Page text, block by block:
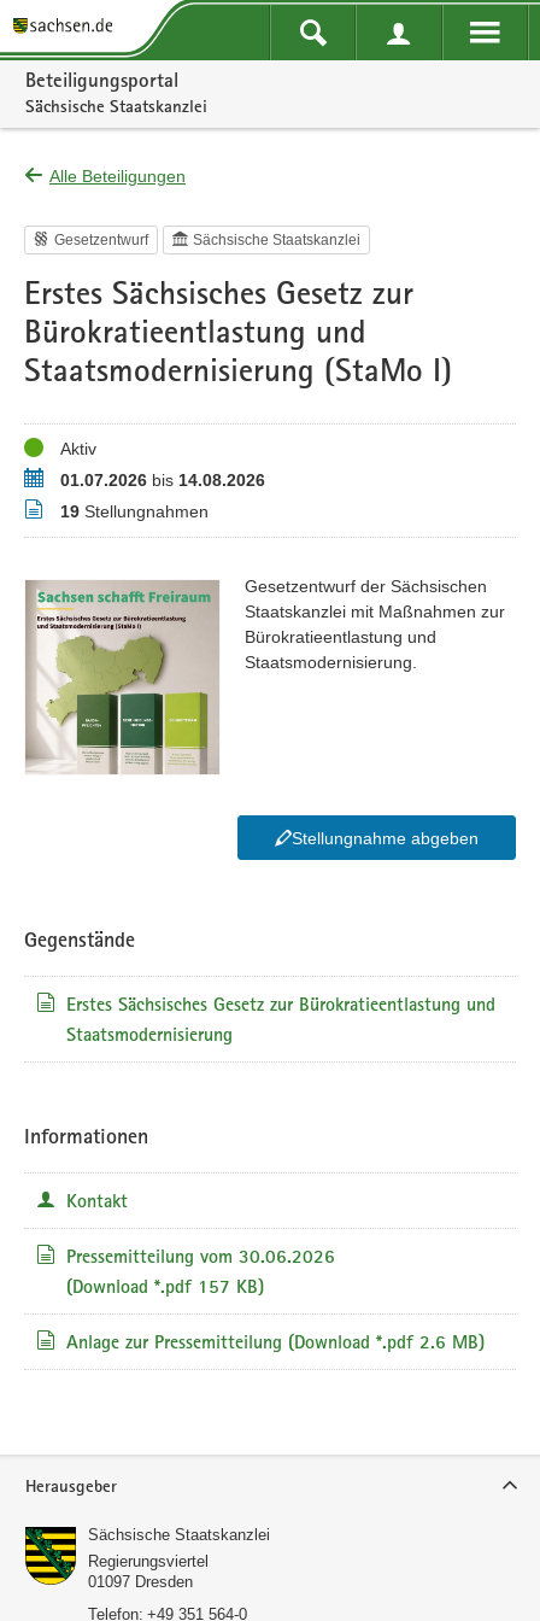
Portalnavigation
Beteiligungsportal
Sächsische Staatskanzlei
Alle Beteiligungen
Gesetzentwurf Sächsische Staatskanzlei
Erstes Sächsisches Gesetz zur
Bürokratieentlastung und
Staatsmodernisierung (StaMo I)
StatusAktiv
Zeitraum01.07.2026 bis 14.08.2026
Stellungnahmen
19 Stellungnahmen
Gesetzentwurf der Sächsischen
Staatskanzlei mit Maßnahmen zur
Bürokratieentlastung und
Staatsmodernisierung.
Stellungnahme abgeben
Gegenstände
Erstes Sächsisches Gesetz zur Bürokratieentlastung und
Staatsmodernisierung
Informationen
Kontakt
Pressemitteilung vom 30.06.2026
(Download *.pdf 157 KB)
Anlage zur Pressemitteilung (Download *.pdf 2.6 MB)
Herausgeber
Sächsische Staatskanzlei
Regierungsviertel
01097 Dresden
Telefon: +49 351 564-0